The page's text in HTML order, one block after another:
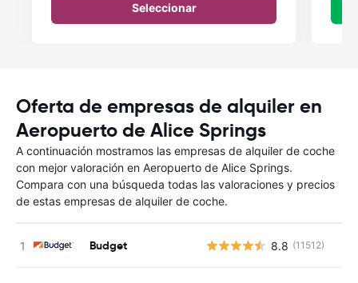
Seleccionar
Oferta de empresas de alquiler en
Aeropuerto de Alice Springs
A continuación mostramos las empresas de alquiler de coche
con mejor valoración en Aeropuerto de Alice Springs.
Compara con una búsqueda todas las valoraciones y precios
de estas empresas de alquiler de coche.
Budget 8.8 (11512)